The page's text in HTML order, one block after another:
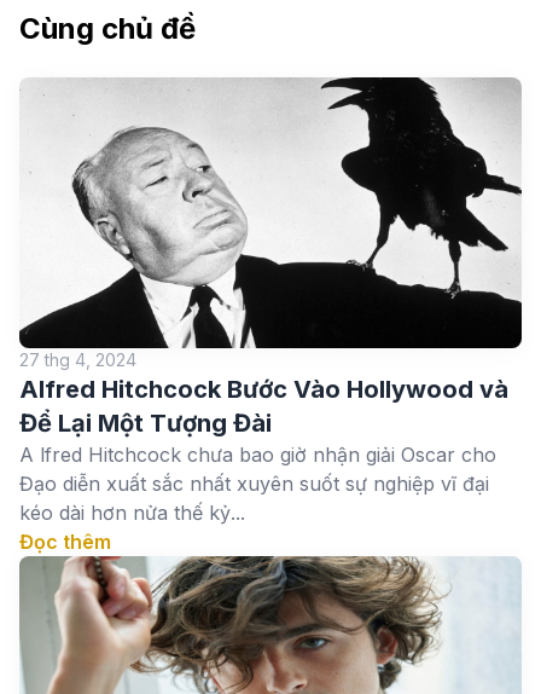
Cùng chủ đề
27 thg 4, 2024
Alfred Hitchcock Bước Vào Hollywood và
Để Lại Một Tượng Đài
A lfred Hitchcock chưa bao giờ nhận giải Oscar cho
Đạo diễn xuất sắc nhất xuyên suốt sự nghiệp vĩ đại
kéo dài hơn nửa thế kỷ...
Đọc thêm